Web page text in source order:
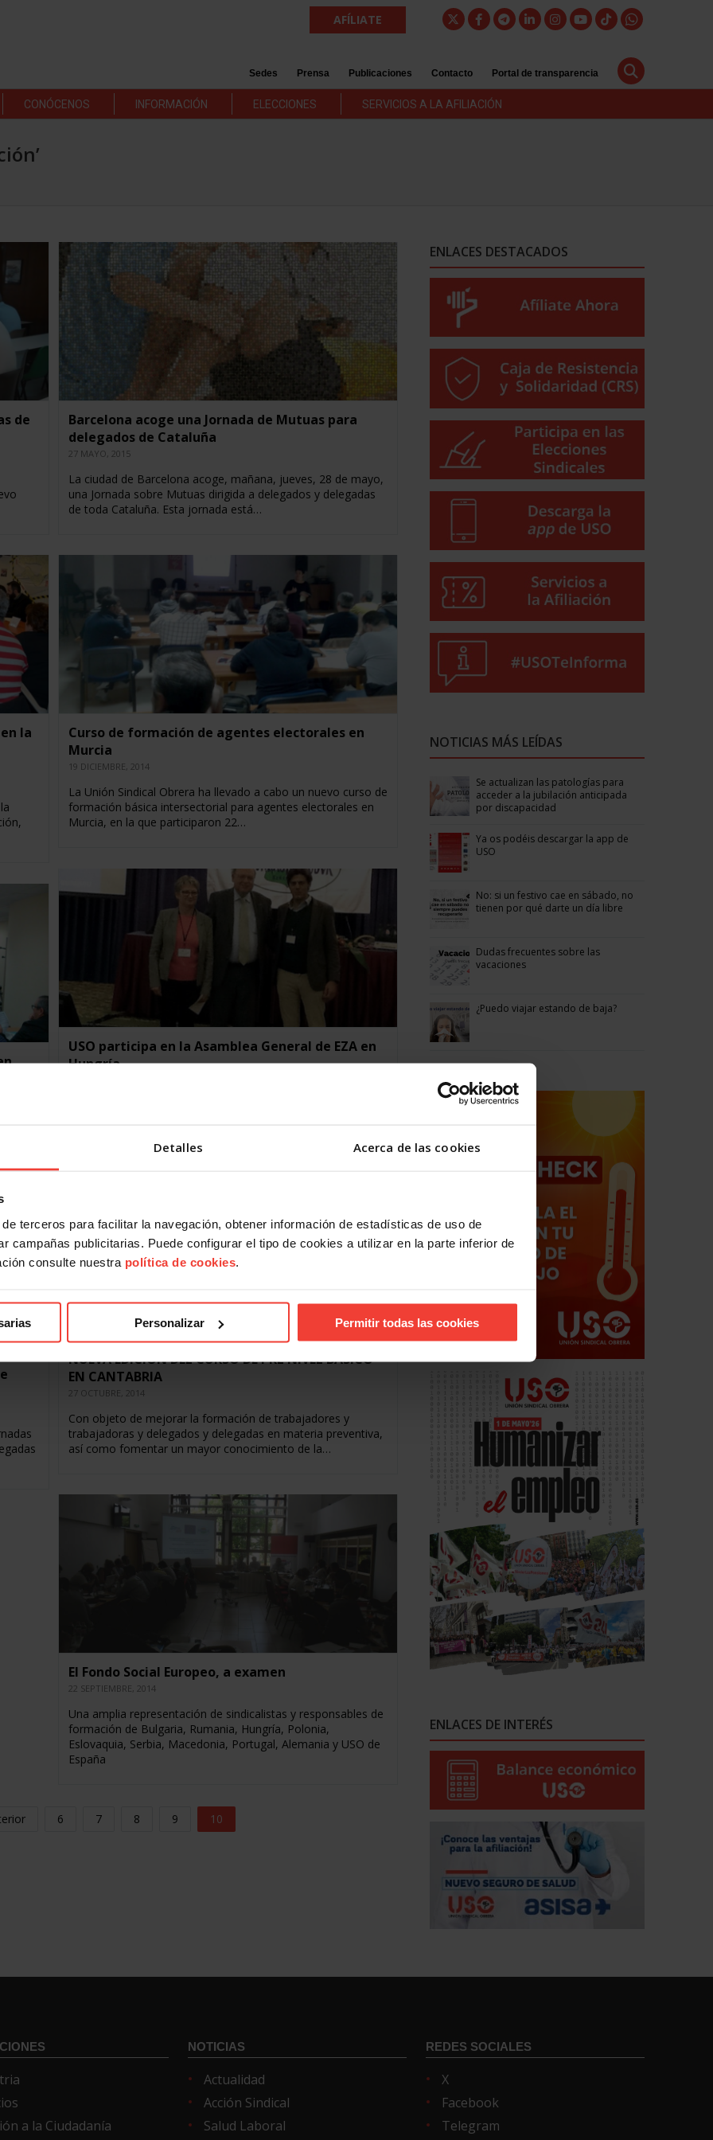
Detalles Acerca de las cookies
terceros para facilitar la navegación, obtener información de estadísticas de uso de
campañas publicitarias. Puede configurar el tipo de cookies a utilizar en la parte inferior de
consulte nuestra política de cookies.
Personalizar Permitir todas las cookies
AFÍLIATE
Sedes Prensa Publicaciones Contacto Portal de transparencia
CONÓCENOS INFORMACIÓN ELECCIONES SERVICIOS A LA AFILIACIÓN
de
Barcelona acoge una Jornada de Mutuas para
delegados de Cataluña
27 MAYO, 2015
La ciudad de Barcelona acoge, mañana, jueves, 28 de mayo,
una Jornada sobre Mutuas dirigida a delegados y delegadas
de toda Cataluña. Esta jornada está…
la
Curso de formación de agentes electorales en
Murcia
19 DICIEMBRE, 2014
La Unión Sindical Obrera ha llevado a cabo un nuevo curso de
formación básica intersectorial para agentes electorales en
Murcia, en la que participaron 22…
USO participa en la Asamblea General de EZA en
Hungría
NUEVA EDICIÓN DEL CURSO DE PRL NIVEL BÁSICO
EN CANTABRIA
27 OCTUBRE, 2014
Con objeto de mejorar la formación de trabajadores y
trabajadoras y delegados y delegadas en materia preventiva,
así como fomentar un mayor conocimiento de la…
El Fondo Social Europeo, a examen
22 SEPTIEMBRE, 2014
Una amplia representación de sindicalistas y responsables de
formación de Bulgaria, Rumania, Hungría, Polonia,
Eslovaquia, Serbia, Macedonia, Portugal, Alemania y USO de
España
6 7 8 9 10
ENLACES DESTACADOS
NOTICIAS MÁS LEÍDAS
Se actualizan las patologías para
acceder a la jubilación anticipada
por discapacidad
Ya os podéis descargar la app de
USO
No: si un festivo cae en sábado, no
tienen por qué darte un día libre
Dudas frecuentes sobre las
vacaciones
¿Puedo viajar estando de baja?
ENLACES DE INTERÉS
a la Ciudadanía
NOTICIAS
Actualidad
Acción Sindical
Salud Laboral
REDES SOCIALES
X
Facebook
Telegram